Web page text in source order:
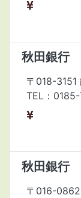
秋田銀行
〒018-3151
TEL：
秋田銀行
〒016-0862